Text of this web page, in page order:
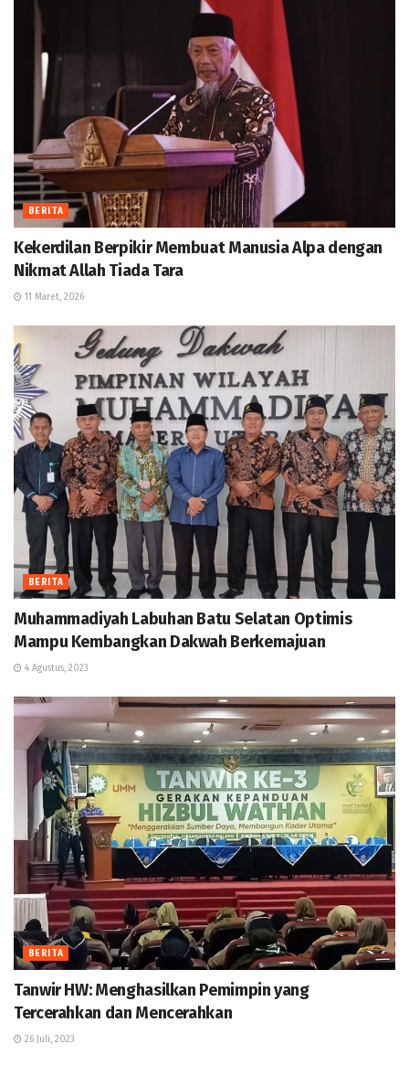
BERITA
Kekerdilan Berpikir Membuat Manusia Alpa dengan
Nikmat Allah Tiada Tara
11 Maret, 2026
BERITA
Muhammadiyah Labuhan Batu Selatan Optimis
Mampu Kembangkan Dakwah Berkemajuan
4 Agustus, 2023
BERITA
Tanwir HW: Menghasilkan Pemimpin yang
Tercerahkan dan Mencerahkan
26 Juli, 2023